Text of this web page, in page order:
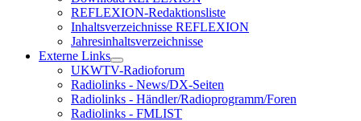
REFLEXION-Redaktionsliste
Inhaltsverzeichnisse REFLEXION
Jahresinhaltsverzeichnisse
Externe Links
UKWTV-Radioforum
Radiolinks - News/DX-Seiten
Radiolinks - Händler/Radioprogramm/Foren
Radiolinks - FMLIST